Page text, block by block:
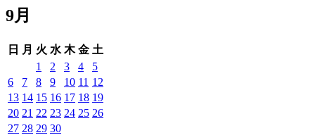
9月
日 月 火 水 木 金 土
1
2 3 4
5
6
7 8 9 10 11 12
13 14 15 16 17 18 19
20 21 22 23 24 25 26
27 28 29 30